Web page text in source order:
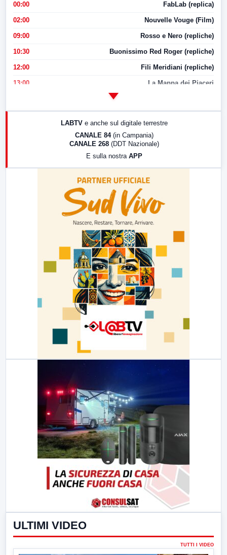
00:00 FabLab (replica)
02:00 Nouvelle Vouge (Film)
09:00 Rosso e Nero (repliche)
10:30 Buonissimo Red Roger (repliche)
12:00 Fili Meridiani (repliche)
13:00 La Mappa dei Piaceri
LABTV e anche sul digitale terrestre
CANALE 84 (in Campania)
CANALE 268 (DDT Nazionale)
E sulla nostra APP
ULTIMI VIDEO
TUTTI I VIDEO